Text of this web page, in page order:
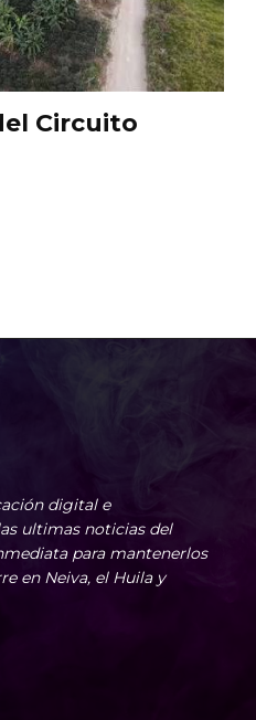
Circuito
digital e
ultimas noticias del
para mantenerlos
en Neiva, el Huila y